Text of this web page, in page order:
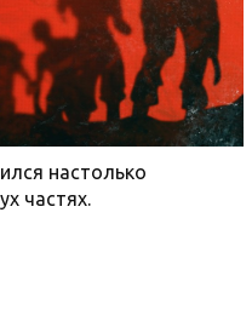
настолько
частях.